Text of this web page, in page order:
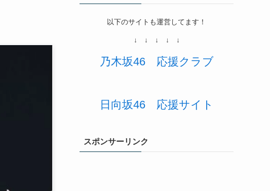
以下のサイトも運営してます！
↓ ↓ ↓ ↓ ↓
乃木坂46 応援クラブ
日向坂46 応援サイト
スポンサーリンク